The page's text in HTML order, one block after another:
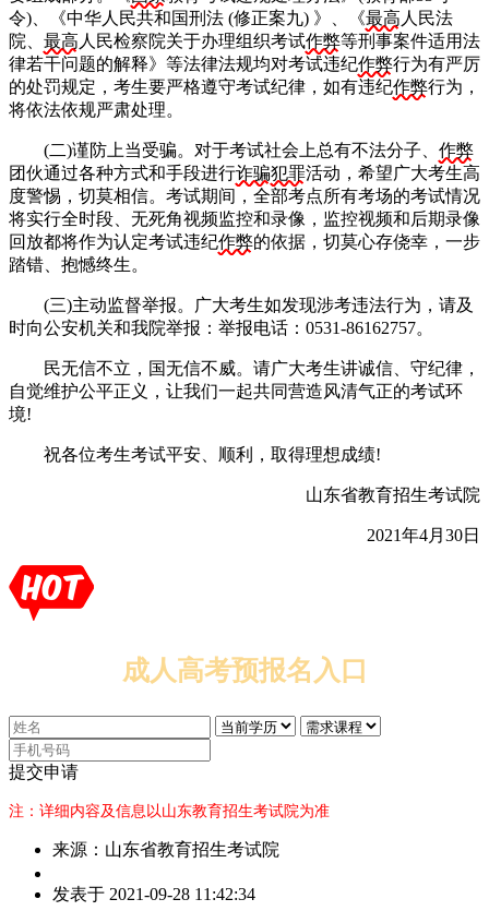
令)、《中华人民共和国刑法 (修正案九) 》、《最高 人民法
院、 最高 人民检察院关于办理组织考试作弊等刑事案件适用法
律若干问题的解释》等法律法规均对考试违纪作弊行为有严厉
的处罚规定，考生要严格遵守考试纪律，如有违纪作弊行为，
将依法依规严肃处理。
(二)谨防上当受骗。对于考试社会上总有不法分子、 作弊
团伙通过各种方式和手段进行诈骗犯罪活动，希望广大考生高
度警惕，切莫相信。考试期间，全部考点所有考场的考试情况
将实行全时段、无死角视频监控和录像，监控视频和后期录像
回放都将作为认定考试违纪作弊的依据，切莫心存侥幸，一步
踏错、抱憾终生。
(三)主动监督举报。广大考生如发现涉考违法行为，请及
时向公安机关和我院举报：举报电话：0531-86162757。
民无信不立，国无信不威。请广大考生讲诚信、守纪律，
自觉维护公平正义，让我们一起共同营造风清气正的考试环
境!
祝各位考生考试平安、顺利，取得理想成绩!
山东省教育招生考试院
2021年4月30日
成人高考预报名入口
提交申请
注：详细内容及信息以山东教育招生考试院为准
来源：山东省教育招生考试院
者：
发表于 2021-09-28 11:42:34